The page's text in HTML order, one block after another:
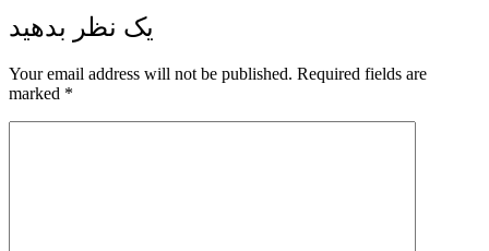
یک نظر بدهید
Your email address will not be published. Required fields are
marked *